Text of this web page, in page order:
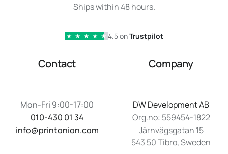
Ships within 48 hours.
★ ★ ★ ★ ★ 4.5 onTrustpilot
Contact
Mon-Fri 9:00-17:00
010-430 01 34
info@printonion.com
Company
DW Development AB
Org.no: 559454-1822
Järnvägsgatan 15
543 50 Tibro, Sweden